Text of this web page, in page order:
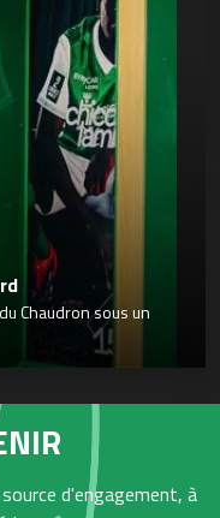
Chaudron sous un
d'engagement, à